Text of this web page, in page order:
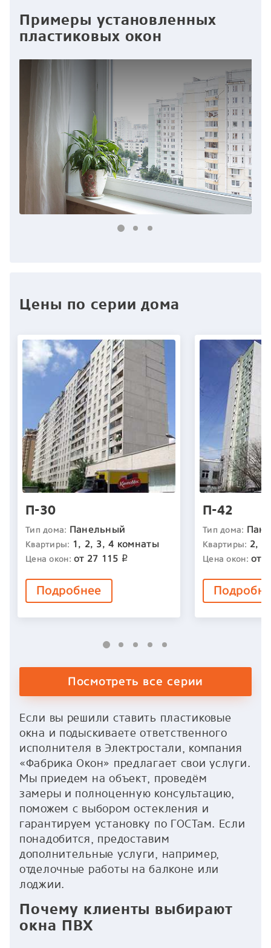
Примеры установленных
пластиковых окон
Цены по серии дома
П-30
Тип дома: Панельный
Квартиры: 1, 2, 3, 4 комнаты
Цена окон:от 27 115 p
Подробнее
П-42
Тип дома:
Квартиры: 2,
Цена окон:от
Посмотреть все серии
Если вы решили ставить пластиковые
окна и подыскиваете ответственного
исполнителя в Электростали, компания
«Фабрика Окон» предлагает свои услуги.
Мы приедем на объект, проведём
замеры и полноценную консультацию,
поможем с выбором остекления и
гарантируем установку по ГОСТам. Если
понадобится, предоставим
дополнительные услуги, например,
отделочные работы на балконе или
лоджии.
Почему клиенты выбирают
окна ПВХ